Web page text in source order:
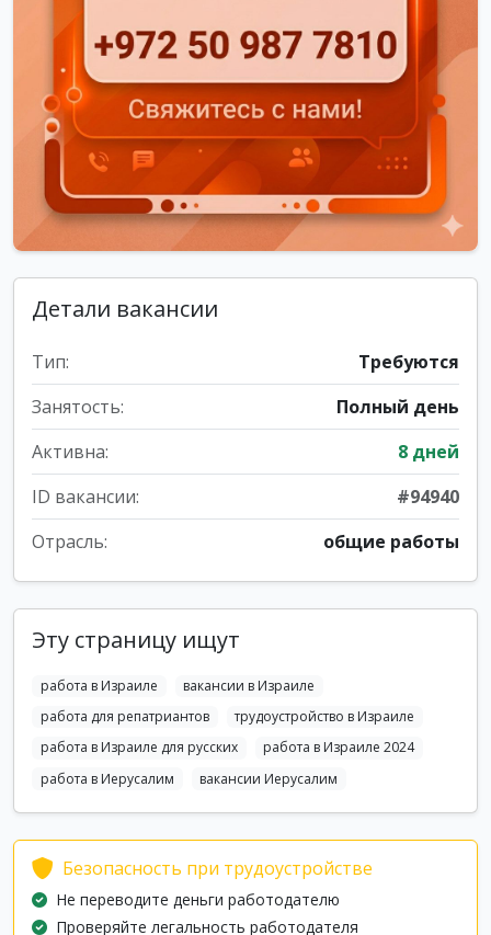
Детали вакансии
Тип:
Требуются
Занятость:
Полный день
Активна:
8 дней
ID вакансии:
#94940
Отрасль:
общие работы
Эту страницу ищут
работа в Израиле
вакансии в Израиле
работа для репатриантов
трудоустройство в Израиле
работа в Израиле для русских
работа в Израиле 2024
работа в Иерусалим
вакансии Иерусалим
Безопасность при трудоустройстве
Не переводите деньги работодателю
Проверяйте легальность работодателя